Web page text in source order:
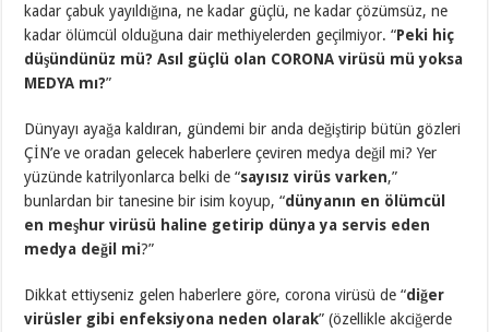
kadar çabuk yayıldığına, ne kadar güçlü, ne kadar çözümsüz, ne
kadar ölümcül olduğuna dair methiyelerden geçilmiyor. “Peki hiç
düşündünüz mü? Asıl güçlü olan CORONA virüsü mü yoksa
MEDYA mı?”
Dünyayı ayağa kaldıran, gündemi bir anda değiştirip bütün gözleri
ÇİN’e ve oradan gelecek haberlere çeviren medya değil mi? Yer
yüzünde katrilyonlarca belki de “sayısız virüs varken,”
bunlardan bir tanesine bir isim koyup, “dünyanın en ölümcül
en meşhur virüsü haline getirip dünya ya servis eden
medya değil mi?”
Dikkat ettiyseniz gelen haberlere göre, corona virüsü de “diğer
virüsler gibi enfeksiyona neden olarak” (özellikle akciğerde